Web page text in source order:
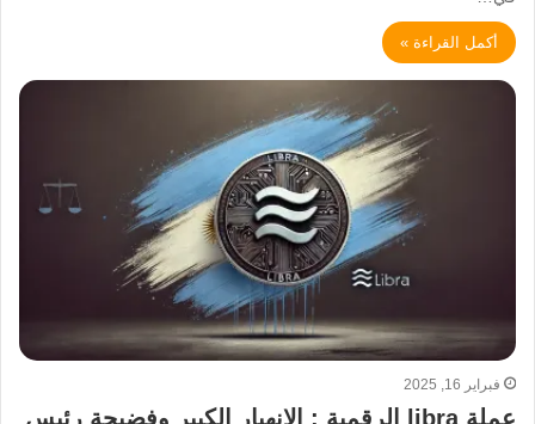
أكمل القراءة »
فبراير 16, 2025
عملة libra الرقمية : الانهيار الكبير وفضيحة رئيس